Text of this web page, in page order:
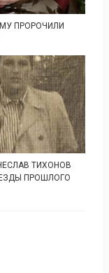
ПРОРОЧИЛИ
ТИХОНОВ
ПРОШЛОГО